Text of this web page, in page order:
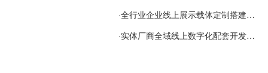
·全行业企业线上展示载体定制搭建服务
·实体厂商全域线上数字化配套开发与地域检索优化服务